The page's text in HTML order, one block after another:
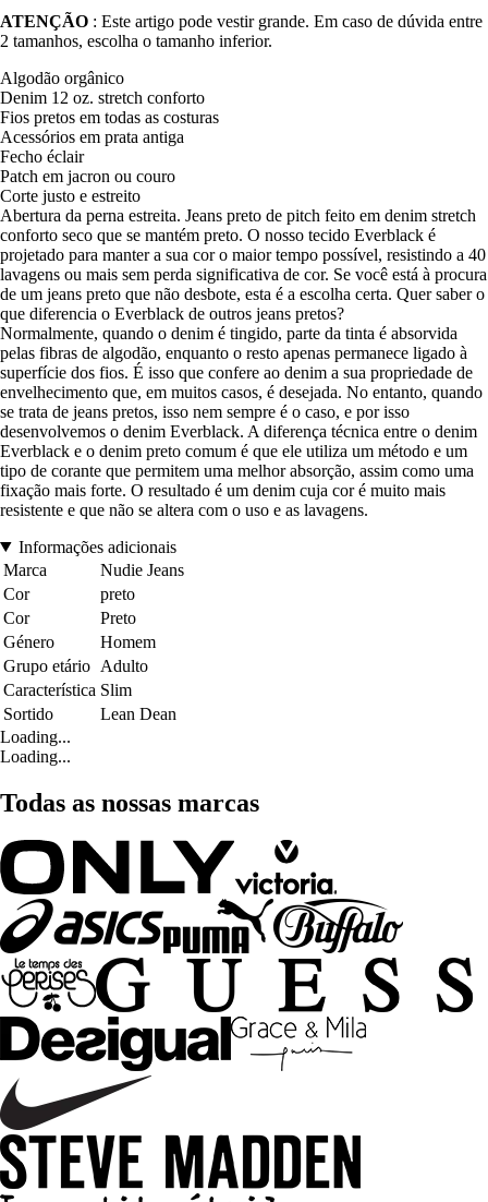
ATENÇÃO : Este artigo pode vestir grande. Em caso de dúvida entre
2 tamanhos, escolha o tamanho inferior.
Algodão orgânico
Denim 12 oz. stretch conforto
Fios pretos em todas as costuras
Acessórios em prata antiga
Fecho éclair
Patch em jacron ou couro
Corte justo e estreito
Abertura da perna estreita. Jeans preto de pitch feito em denim stretch
conforto seco que se mantém preto. O nosso tecido Everblack é
projetado para manter a sua cor o maior tempo possível, resistindo a 40
lavagens ou mais sem perda significativa de cor. Se você está à procura
de um jeans preto que não desbote, esta é a escolha certa. Quer saber o
que diferencia o Everblack de outros jeans pretos?
Normalmente, quando o denim é tingido, parte da tinta é absorvida
pelas fibras de algodão, enquanto o resto apenas permanece ligado à
superfície dos fios. É isso que confere ao denim a sua propriedade de
envelhecimento que, em muitos casos, é desejada. No entanto, quando
se trata de jeans pretos, isso nem sempre é o caso, e por isso
desenvolvemos o denim Everblack. A diferença técnica entre o denim
Everblack e o denim preto comum é que ele utiliza um método e um
tipo de corante que permitem uma melhor absorção, assim como uma
fixação mais forte. O resultado é um denim cuja cor é muito mais
resistente e que não se altera com o uso e as lavagens.
Informações adicionais
Marca
Nudie Jeans
Cor
preto
Cor
Preto
Género
Homem
Grupo etário Adulto
Característica Slim
Sortido
Lean Dean
Loading...
Loading...
Todas as nossas marcas